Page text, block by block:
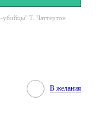
Т. Чаттертон
В желания